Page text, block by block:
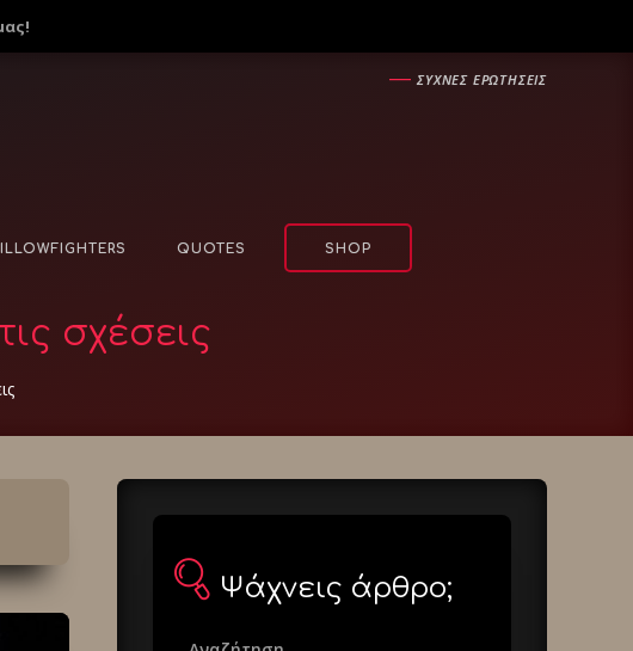
―ΣΥΧΝΕΣ ΕΡΩΤΗΣΕΙΣ
QUOTES SHOP
σχέσεις
Ψάχνεις άρθρο;